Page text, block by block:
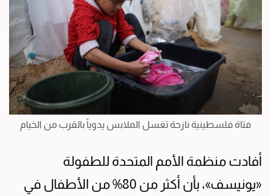
فتاة فلسطينية نازحة تغسل الملابس يدوياً بالقرب من الخيام
أفادت منظمة الأمم المتحدة للطفولة
«يونيسف»، بأن أكثر من 80% من الأطفال في